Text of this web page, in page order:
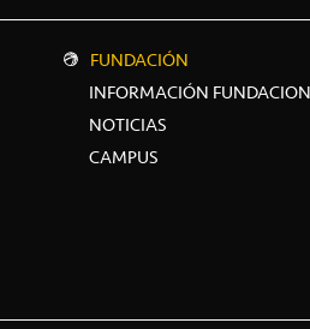
FUNDACIÓN
INFORMACIÓN
NOTICIAS
CAMPUS